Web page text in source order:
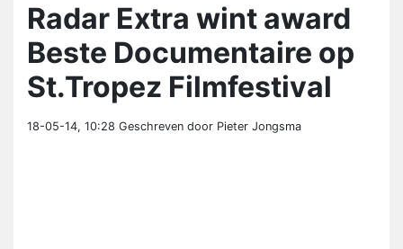
Radar Extra wint award
Beste Documentaire op
St.Tropez Filmfestival
18-05-14, 10:28 Geschreven door Pieter Jongsma